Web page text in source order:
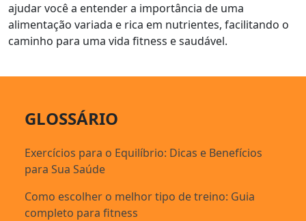
ajudar você a entender a importância de uma
alimentação variada e rica em nutrientes, facilitando o
caminho para uma vida fitness e saudável.
GLOSSÁRIO
Exercícios para o Equilíbrio: Dicas e Benefícios
para Sua Saúde
Como escolher o melhor tipo de treino: Guia
completo para fitness